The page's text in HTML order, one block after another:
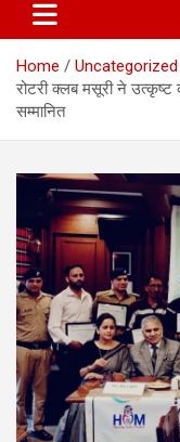
Home
Uncategorized
रोटरी क्लब मसूरी ने उत्कृष्ट
सम्मानित